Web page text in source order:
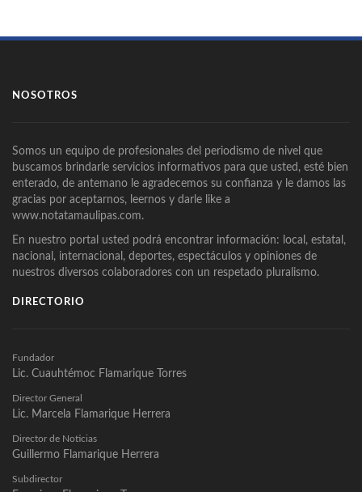
NOSOTROS
Somos un equipo de profesionales del periodismo de nivel que
buscamos brindarle servicios informativos para que usted, esté bien
enterado, de antemano le agradecemos su confianza y le damos las
gracias por aceptarnos, leernos y darle like a
www.notatamaulipas.com.
En nuestro portal usted podrá encontrar información: local, estatal,
nacional, internacional, deportes, espectáculos y opiniones de
nuestros diversos colaboradores con un respetado pluralismo.
DIRECTORIO
Fundador
Lic. Cuauhtémoc Flamarique Torres
Director General
Lic. Marcela Flamarique Herrera
Director de Noticias
Guillermo Flamarique Herrera
Subdirector